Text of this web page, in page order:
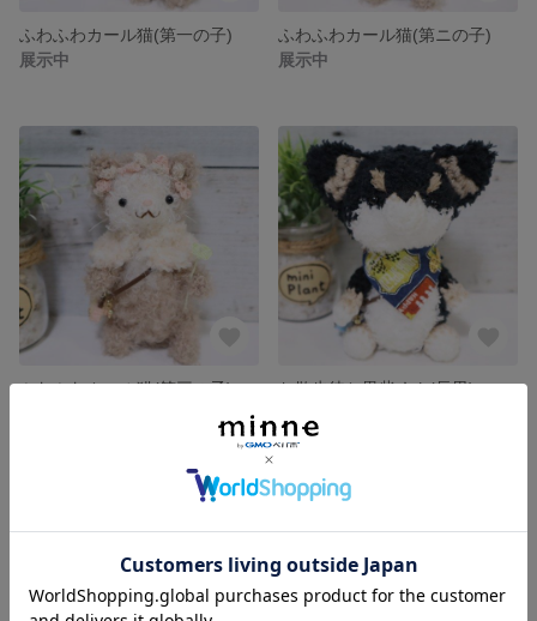
ふわふわカール猫(第一の子)
展示中
ふわふわカール猫(第ニの子)
展示中
ふわふわカール猫(第三の子)
お散歩待ち黒柴くん(長男)